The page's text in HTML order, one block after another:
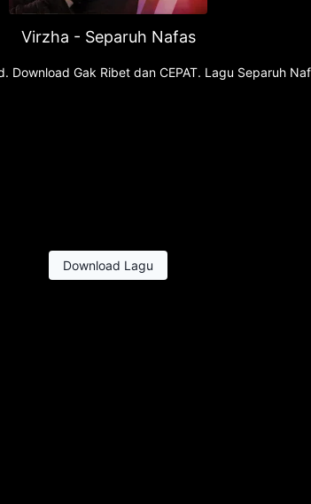
Virzha - Separuh Nafas
Gak Ribet dan CEPAT. Lagu Separuh
Download Lagu